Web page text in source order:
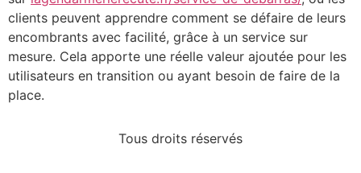
clients peuvent apprendre comment se défaire de leurs
encombrants avec facilité, grâce à un service sur
mesure. Cela apporte une réelle valeur ajoutée pour les
utilisateurs en transition ou ayant besoin de faire de la
place.
Tous droits réservés